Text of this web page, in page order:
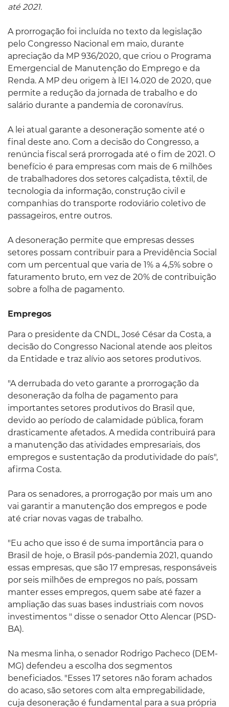
até 2021.
A prorrogação foi incluída no texto da legislação
pelo Congresso Nacional em maio, durante
apreciação da MP 936/2020, que criou o Programa
Emergencial de Manutenção do Emprego e da
Renda. A MP deu origem à lEI 14.020 de 2020, que
permite a redução da jornada de trabalho e do
salário durante a pandemia de coronavírus.
A lei atual garante a desoneração somente até o
final deste ano. Com a decisão do Congresso, a
renúncia fiscal será prorrogada até o fim de 2021. O
benefício é para empresas com mais de 6 milhões
de trabalhadores dos setores calçadista, têxtil, de
tecnologia da informação, construção civil e
companhias do transporte rodoviário coletivo de
passageiros, entre outros.
A desoneração permite que empresas desses
setores possam contribuir para a Previdência Social
com um percentual que varia de 1% a 4,5% sobre o
faturamento bruto, em vez de 20% de contribuição
sobre a folha de pagamento.
Empregos
Para o presidente da CNDL, José César da Costa, a
decisão do Congresso Nacional atende aos pleitos
da Entidade e traz alívio aos setores produtivos.
"A derrubada do veto garante a prorrogação da
desoneração da folha de pagamento para
importantes setores produtivos do Brasil que,
devido ao período de calamidade pública, foram
drasticamente afetados. A medida contribuirá para
a manutenção das atividades empresariais, dos
empregos e sustentação da produtividade do país",
afirma Costa.
Para os senadores, a prorrogação por mais um ano
vai garantir a manutenção dos empregos e pode
até criar novas vagas de trabalho.
"Eu acho que isso é de suma importância para o
Brasil de hoje, o Brasil pós-pandemia 2021, quando
essas empresas, que são 17 empresas, responsáveis
por seis milhões de empregos no país, possam
manter esses empregos, quem sabe até fazer a
ampliação das suas bases industriais com novos
investimentos " disse o senador Otto Alencar (PSD-
BA).
Na mesma linha, o senador Rodrigo Pacheco (DEM-
MG) defendeu a escolha dos segmentos
beneficiados. "Esses 17 setores não foram achados
do acaso, são setores com alta empregabilidade,
cuja desoneração é fundamental para a sua própria